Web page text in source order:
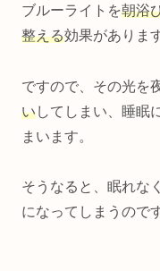
ブルーライトを朝浴
整える効果がありま
ですので、その光を
いしてしまい、睡眠
まいます。
そうなると、眠れな
になってしまうので